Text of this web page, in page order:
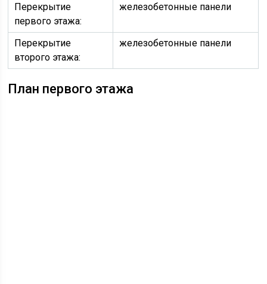
Перекрытие
первого этажа:
железобетонные панели
Перекрытие
второго этажа:
железобетонные панели
План первого этажа